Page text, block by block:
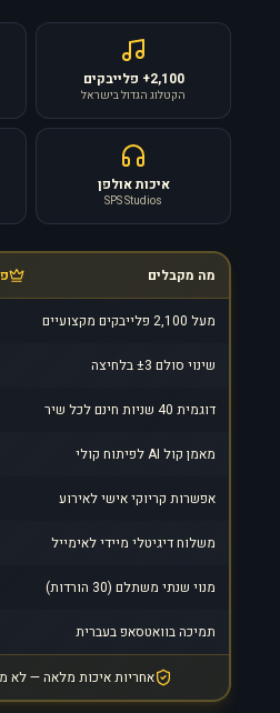
2,100+ פלייבקים
הקטלוג הגדול בישראל
איכות אולפן
SPS Studios
מה מקבלים
מעל 2,100 פלייבקים מקצועיים
שינוי סולם ±3 בלחיצה
דוגמית 40 שניות חינם לכל שיר
מאמן קול AI לפיתוח קולי
אפשרות קריוקי אישי לאירוע
משלוח דיגיטלי מיידי לאימייל
מנוי שנתי משתלם (30 הורדות)
תמיכה בוואטסאפ בעברית
אחריות איכות מלאה — לא